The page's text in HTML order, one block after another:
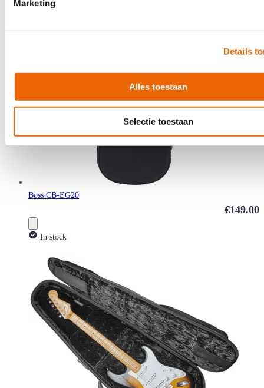
Marketing
Details
Alles toestaan
Selectie toestaan
Boss CB-EG20
€149.00
In stock